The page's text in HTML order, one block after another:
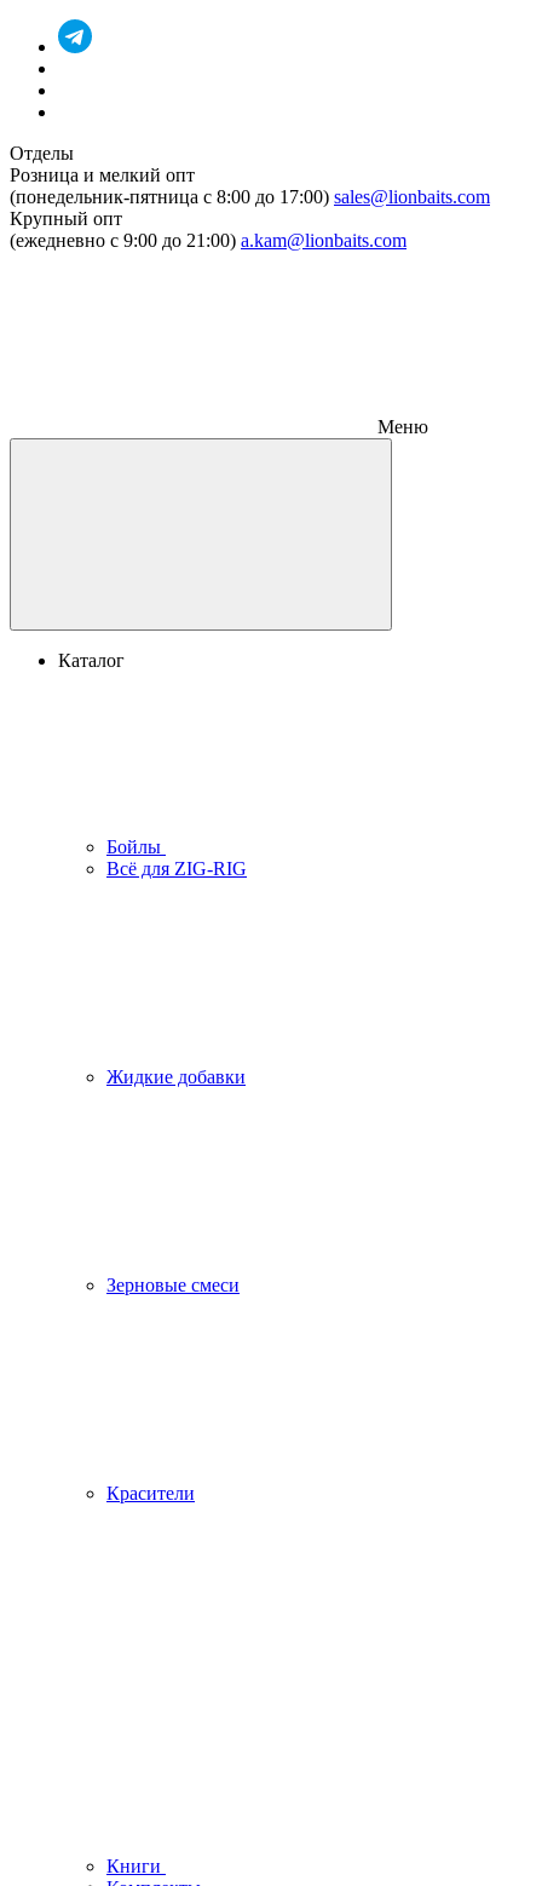
Отделы
Розница и мелкий опт
(понедельник-пятница c 8:00 до 17:00) sales@lionbaits.com
Крупный опт
(ежедневно с 9:00 до 21:00) a.kam@lionbaits.com
Меню
Каталог
Бойлы
Всё для ZIG-RIG
Жидкие добавки
Зерновые смеси
Красители
Книги